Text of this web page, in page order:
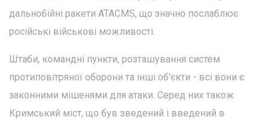
дальнобійні ракети ATACMS, що значно послаблює
російські військові можливості.
Штаби, командні пункти, розташування систем
протиповітряної оборони та інші об'єкти - всі вони є
законними мішенями для атаки. Серед них також
Кримський міст, що був зведений і введений в